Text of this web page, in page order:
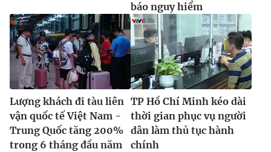
báo nguy hiểm
Lượng khách đi tàu liên
vận quốc tế Việt Nam -
Trung Quốc tăng 200%
trong 6 tháng đầu năm
TP Hồ Chí Minh kéo dài
thời gian phục vụ người
dân làm thủ tục hành
chính